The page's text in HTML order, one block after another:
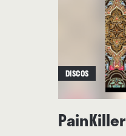
DISCOS
PainKiller